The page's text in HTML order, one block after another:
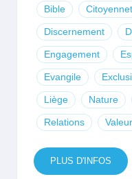
Bible
Discernement
Engagement
Evangile
Liège Nature
Relations
PLUS D'INFOS